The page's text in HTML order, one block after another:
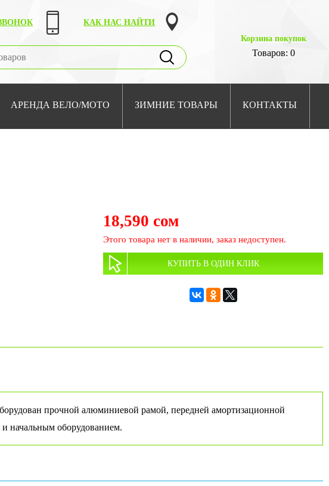
КАК НАС НАЙТИ
Корзина покупок
Товаров: 0
АРЕНДА ВЕЛО/МОТО ЗИМНИЕ ТОВАРЫ КОНТАКТЫ
18,590 сом
Этого товара нет в наличии, заказ недоступен.
КУПИТЬ В ОДИН КЛИК
прочной алюминиевой рамой, передней амортизационной
начальным оборудованием.